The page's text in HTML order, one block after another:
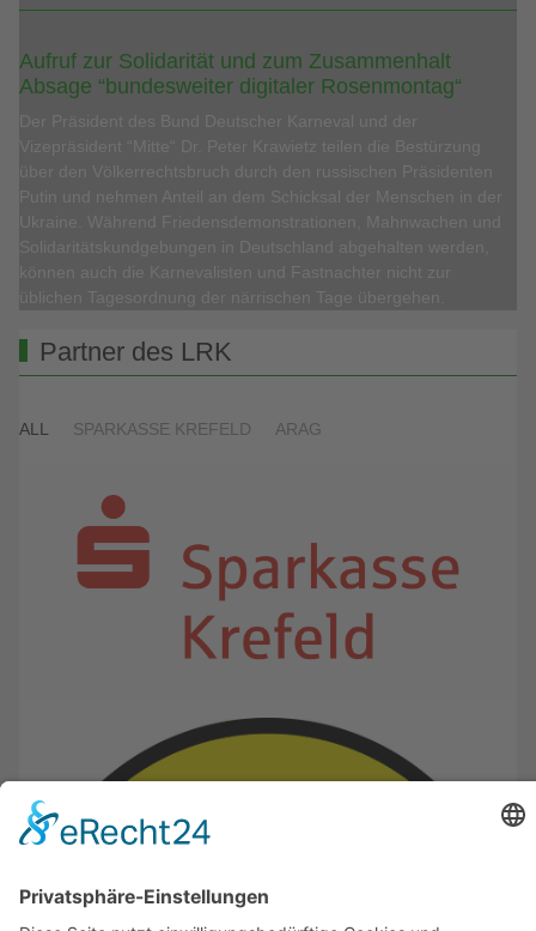
Aufruf zur Solidarität und zum Zusammenhalt
Absage “bundesweiter digitaler Rosenmontag“
Partner des LRK
ALL SPARKASSE KREFELD ARAG